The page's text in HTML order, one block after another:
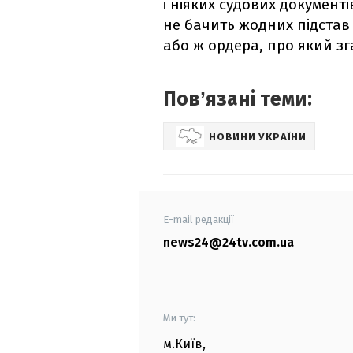
і ніяких судових
не бачить жодних
або ж ордера, про який
Повʼязані теми:
НОВИНИ УКРАЇНИ
E-mail редакції
news24@24tv.com.ua
Ми тут:
м.Київ,